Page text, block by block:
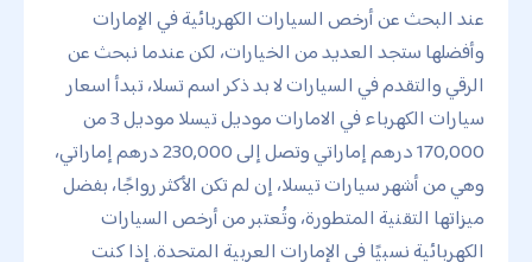
عند البحث عن أرخص السيارات الكهربائية في الإمارات
وأفضلها ستجد العديد من الخيارات، لكن عندما نبحث عن
الرقي والتقدم في السيارات لا بد ذكر اسم تسلا، تبدأ اسعار
سيارات الكهرباء في الامارات موديل تيسلا موديل 3 من
170,000 درهم إماراتي وتصل إلى 230,000 درهم إماراتي،
وهي من أشهر سيارات تيسلا، إن لم تكن الأكثر رواجًا، بفضل
ميزاتها التقنية المتطورة، وتُعتبر من أرخص السيارات
الكهربائية نسبيًا في الإمارات العربية المتحدة. إذا كنت